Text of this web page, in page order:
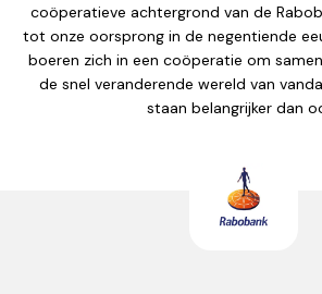
coöperatieve achtergrond van de
tot onze oorsprong in de negentiende
boeren zich in een coöperatie om
de snel veranderende wereld van
staan belangrijker dan